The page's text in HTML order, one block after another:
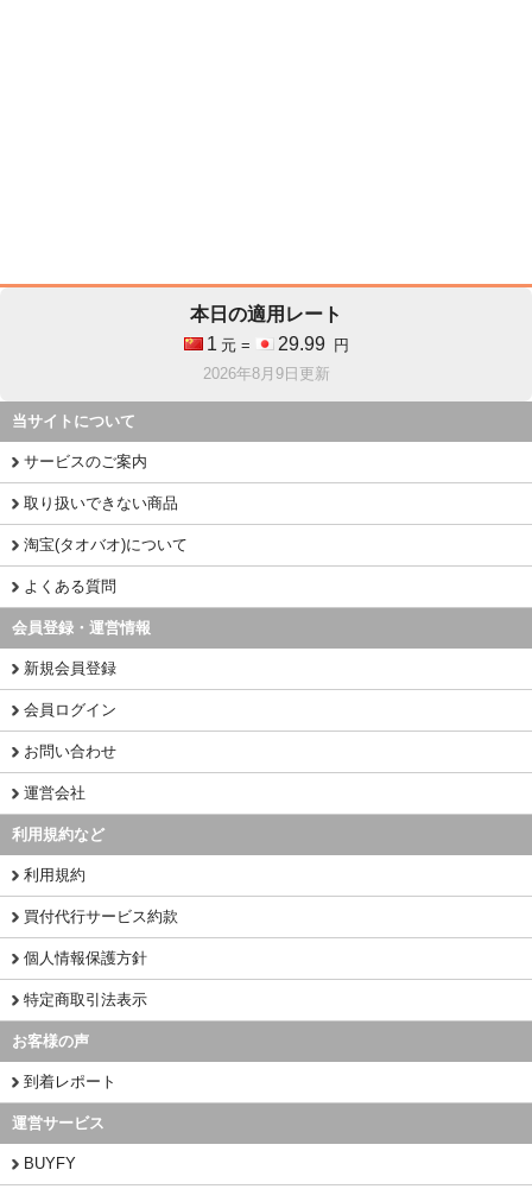
本日の適用レート
1 元 = 29.99
円
2026年8月9日更新
当サイトについて
サービスのご案内
取り扱いできない商品
淘宝(タオバオ)について
よくある質問
会員登録・運営情報
新規会員登録
会員ログイン
お問い合わせ
運営会社
利用規約など
利用規約
買付代行サービス約款
個人情報保護方針
特定商取引法表示
お客様の声
到着レポート
運営サービス
BUYFY